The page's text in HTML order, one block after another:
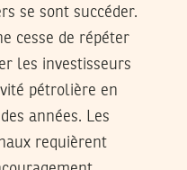
se sont succéder.
cesse de répéter
les investisseurs
pétrolière en
années. Les
requièrent